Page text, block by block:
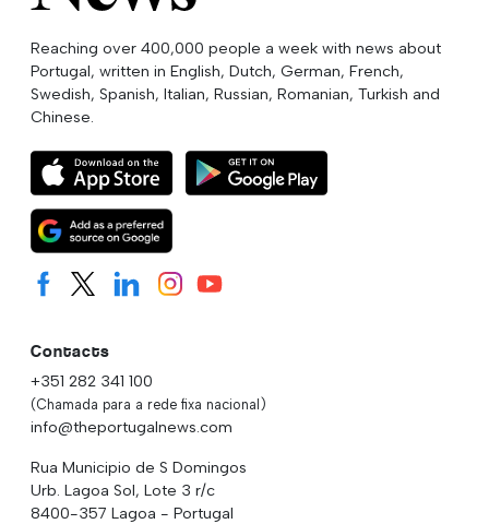
Reaching over 400,000 people a week with news about
Portugal, written in English, Dutch, German, French,
Swedish, Spanish, Italian, Russian, Romanian, Turkish and
Chinese.
Contacts
+351 282 341 100
(Chamada para a rede fixa nacional)
info@theportugalnews.com
Rua Municipio de S Domingos
Urb. Lagoa Sol, Lote 3 r/c
8400-357 Lagoa - Portugal